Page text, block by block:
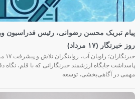
پیام تبریک محسن رضوانی، رئیس فدراسیون
روز خبرنگار (۱۷ مرداد)
پاسداشت جایگاه ارزشمند خبرنگارانی که با قلم،
مهمی در آگاهی‌بخشی، توسعه